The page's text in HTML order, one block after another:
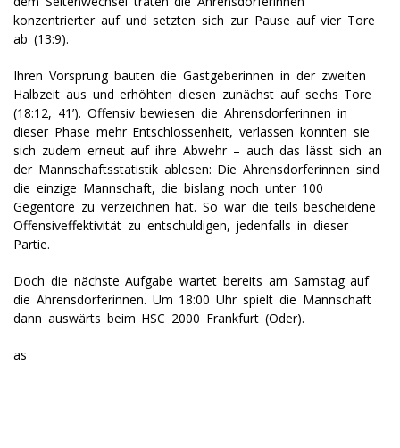
konzentrierter auf und setzten sich zur Pause auf vier Tore
ab (13:9).
Ihren Vorsprung bauten die Gastgeberinnen in der zweiten
Halbzeit aus und erhöhten diesen zunächst auf sechs Tore
(18:12, 41’). Offensiv bewiesen die Ahrensdorferinnen in
dieser Phase mehr Entschlossenheit, verlassen konnten sie
sich zudem erneut auf ihre Abwehr – auch das lässt sich an
der Mannschaftsstatistik ablesen: Die Ahrensdorferinnen sind
die einzige Mannschaft, die bislang noch unter 100
Gegentore zu verzeichnen hat. So war die teils bescheidene
Offensiveffektivität zu entschuldigen, jedenfalls in dieser
Partie.
Doch die nächste Aufgabe wartet bereits am Samstag auf
die Ahrensdorferinnen. Um 18:00 Uhr spielt die Mannschaft
dann auswärts beim HSC 2000 Frankfurt (Oder).
as